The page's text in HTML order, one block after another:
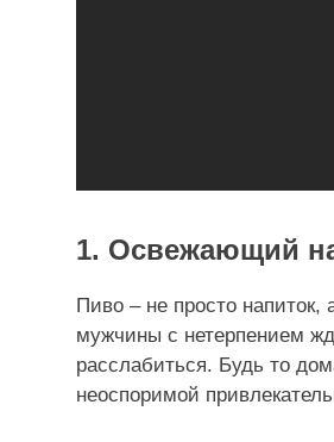
1. Освежающий
Пиво – не просто
мужчины с нетерпением
расслабиться. Будь то
неоспоримой